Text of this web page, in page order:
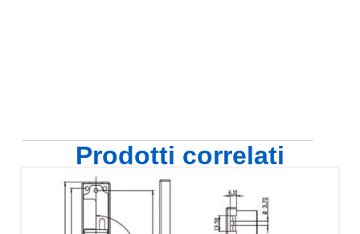
Prodotti correlati